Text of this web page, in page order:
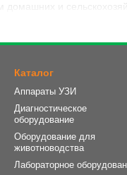
домашних и
хорошем внешнем виде
покупателям в
по интернету
мы можем предложить
Каталог
Аппараты УЗИ
Диагностическое
оборудование
Оборудование для
животноводства
Лабораторное